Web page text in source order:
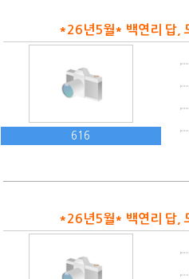
*26년5월* 백연리 답,
616
*26년5월* 백연리 답,